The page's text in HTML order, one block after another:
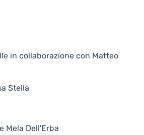
in collaborazione con Matteo
Stella
Mela Dell'Erba